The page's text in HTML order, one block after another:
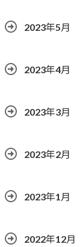
2023年5月
2023年4月
2023年3月
2023年2月
2023年1月
2022年12月